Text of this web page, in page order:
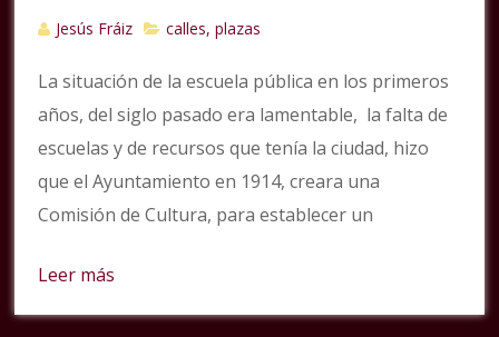
Jesús Fráiz calles, plazas
La situación de la escuela pública en los primeros
años, del siglo pasado era lamentable, la falta de
escuelas y de recursos que tenía la ciudad, hizo
que el Ayuntamiento en 1914, creara una
Comisión de Cultura, para establecer un
Leer más